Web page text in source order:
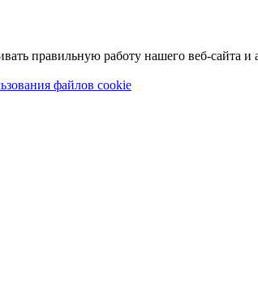
правильную работу нашего веб-сайта и
файлов cookie